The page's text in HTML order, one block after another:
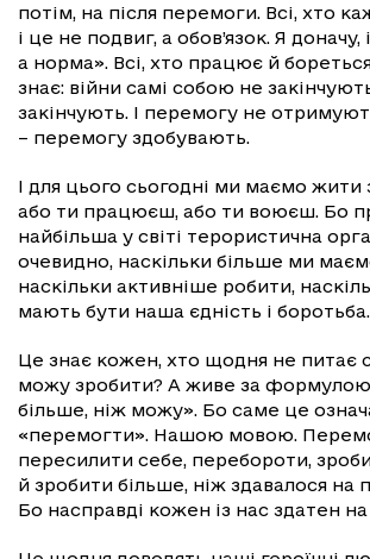
потім, на після перемоги. Всі, хто
і це не подвиг, а обов’язок. Я доначу,
а норма». Всі, хто працює й
знає: війни самі собою не
закінчують. І перемогу не
– перемогу здобувають.
І для цього сьогодні ми маємо жити
або ти працюєш, або ти воюєш. Бо
найбільша у світі терористична
очевидно, наскільки більше ми
наскільки активніше робити,
мають бути наша єдність і боротьба.
Це знає кожен, хто щодня не питає
можу зробити? А живе за
більше, ніж можу». Бо саме це
«перемогти». Нашою мовою.
пересилити себе, перебороти,
й зробити більше, ніж здавалося на
Бо насправді кожен із нас здатен